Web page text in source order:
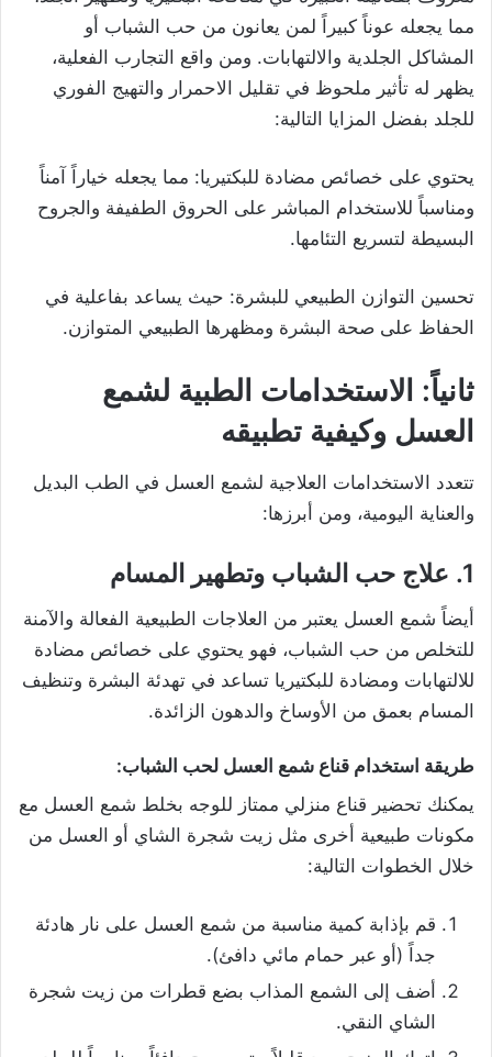
مما يجعله عوناً كبيراً لمن يعانون من حب الشباب أو
المشاكل الجلدية والالتهابات. ومن واقع التجارب الفعلية،
يظهر له تأثير ملحوظ في تقليل الاحمرار والتهيج الفوري
للجلد بفضل المزايا التالية:
يحتوي على خصائص مضادة للبكتيريا: مما يجعله خياراً آمناً
ومناسباً للاستخدام المباشر على الحروق الطفيفة والجروح
البسيطة لتسريع التئامها.
تحسين التوازن الطبيعي للبشرة: حيث يساعد بفاعلية في
الحفاظ على صحة البشرة ومظهرها الطبيعي المتوازن.
ثانياً: الاستخدامات الطبية لشمع
العسل وكيفية تطبيقه
تتعدد الاستخدامات العلاجية لشمع العسل في الطب البديل
والعناية اليومية، ومن أبرزها:
1. علاج حب الشباب وتطهير المسام
أيضاً شمع العسل يعتبر من العلاجات الطبيعية الفعالة والآمنة
للتخلص من حب الشباب، فهو يحتوي على خصائص مضادة
للالتهابات ومضادة للبكتيريا تساعد في تهدئة البشرة وتنظيف
المسام بعمق من الأوساخ والدهون الزائدة.
طريقة استخدام قناع شمع العسل لحب الشباب:
يمكنك تحضير قناع منزلي ممتاز للوجه بخلط شمع العسل مع
مكونات طبيعية أخرى مثل زيت شجرة الشاي أو العسل من
خلال الخطوات التالية:
قم بإذابة كمية مناسبة من شمع العسل على نار هادئة
جداً (أو عبر حمام مائي دافئ).
أضف إلى الشمع المذاب بضع قطرات من زيت شجرة
الشاي النقي.